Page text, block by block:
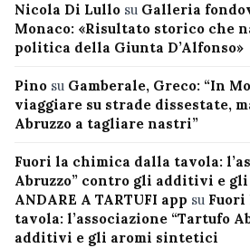
Nicola Di Lullo su Galleria
Monaco: «Risultato storico che
politica della Giunta D’Alfonso»
Pino su Gamberale, Greco: “In
viaggiare su strade dissestate,
Abruzzo a tagliare nastri”
Fuori la chimica dalla tavola:
Abruzzo” contro gli additivi e
ANDARE A TARTUFI app su
tavola: l’associazione “Tartufo
additivi e gli aromi sintetici